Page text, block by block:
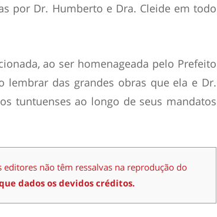
por Dr. Humberto e Dra. Cleide em todo
ao ser homenageada pelo Prefeito
lembrar das grandes obras que ela e Dr.
tuntuenses ao longo de seus mandatos
não têm ressalvas na reprodução do
dados os devidos créditos.